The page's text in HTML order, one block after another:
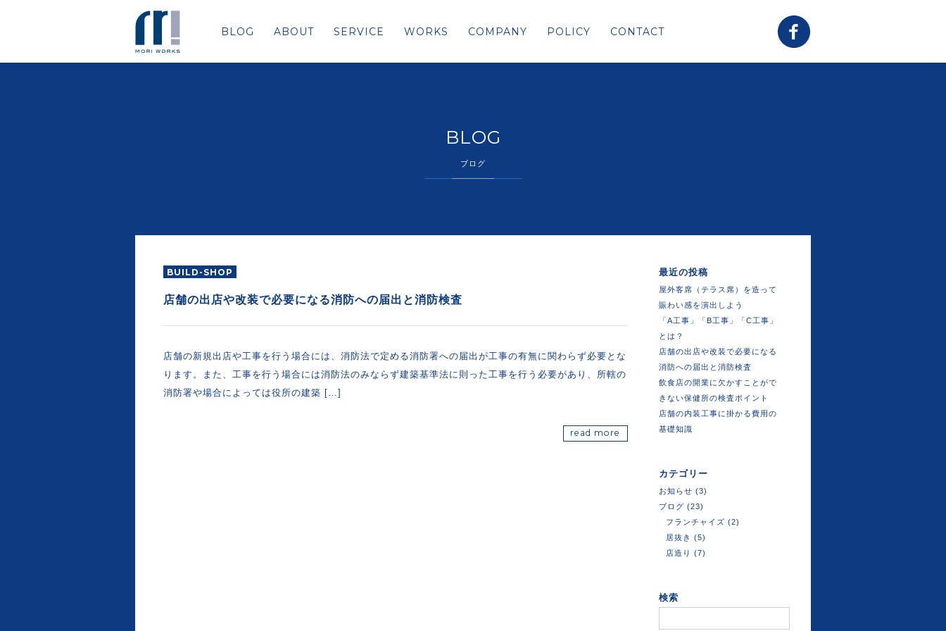
BLOG ABOUT SERVICE WORKS COMPANY POLICY CONTACT
BLOG
ブログ
BUILD-SHOP
店舗の出店や改装で必要になる消防への届出と消防検査
店舗の新規出店や工事を行う場合には、消防法で定める消防署への届出が工事の有無に関わらず必要とな
ります。また、工事を行う場合には消防法のみならず建築基準法に則った工事を行う必要があり、所轄の
消防署や場合によっては役所の建築 […]
read more
最近の投稿
屋外客席（テラス席）を造って
賑わい感を演出しよう
「A工事」「B工事」「C工事」
とは？
店舗の出店や改装で必要になる
消防への届出と消防検査
飲食店の開業に欠かすことがで
きない保健所の検査ポイント
店舗の内装工事に掛かる費用の
基礎知識
カテゴリー
お知らせ (3)
ブログ (23)
フランチャイズ (2)
居抜き (5)
店造り (7)
検索